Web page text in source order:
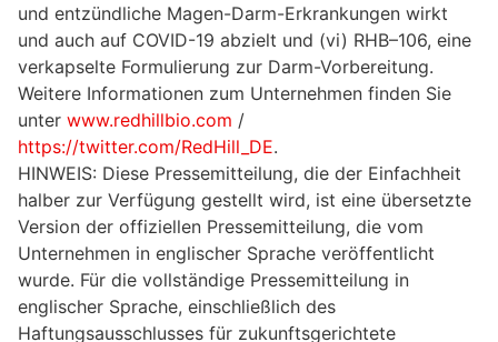
und entzündliche Magen-Darm-Erkrankungen wirkt
und auch auf COVID-19 abzielt und (vi) RHB–106, eine
verkapselte Formulierung zur Darm-Vorbereitung.
Weitere Informationen zum Unternehmen finden Sie
unter www.redhillbio.com /
https://twitter.com/RedHill_DE.
HINWEIS: Diese Pressemitteilung, die der Einfachheit
halber zur Verfügung gestellt wird, ist eine übersetzte
Version der offiziellen Pressemitteilung, die vom
Unternehmen in englischer Sprache veröffentlicht
wurde. Für die vollständige Pressemitteilung in
englischer Sprache, einschließlich des
Haftungsausschlusses für zukunftsgerichtete